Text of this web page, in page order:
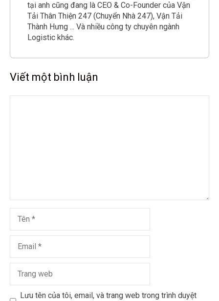
tại anh cũng đang là CEO & Co-Founder của Vận
Tải Thân Thiện 247 (Chuyển Nhà 247), Vận Tải
Thành Hưng ... Và nhiều công ty chuyên ngành
Logistic khác.
Viết một bình luận
Lưu tên của tôi, email, và trang web trong trình duyệt